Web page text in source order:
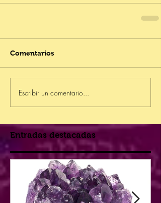
Comentarios
Escribir un comentario...
Entradas destacadas